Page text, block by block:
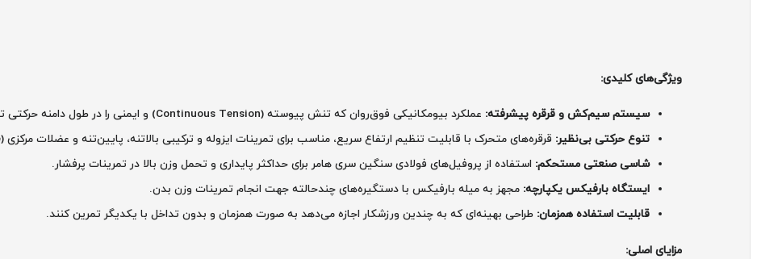
ویژگی‌های کلیدی:
سیستم سیم‌کش و قرقره پیشرفته: عملکرد بیومکانیکی فوق‌روان که تنش پیوسته (Continuous Tension) و ایمنی را در طول دامنه حرکتی تضمین می‌کند.
تنوع حرکتی بی‌نظیر: قرقره‌های متحرک با قابلیت تنظیم ارتفاع سریع، مناسب برای تمرینات ایزوله و ترکیبی بالاتنه، پایین‌تنه و عضلات مرکزی (Core).
شاسی صنعتی مستحکم: استفاده از پروفیل‌های فولادی سنگین سری هامر برای حداکثر پایداری و تحمل وزن بالا در تمرینات پرفشار.
ایستگاه بارفیکس یکپارچه: مجهز به میله بارفیکس با دستگیره‌های چندحالته جهت انجام تمرینات وزن بدن.
قابلیت استفاده همزمان: طراحی بهینه‌ای که به چندین ورزشکار اجازه می‌دهد به صورت همزمان و بدون تداخل با یکدیگر تمرین کنند.
مزایای اصلی: